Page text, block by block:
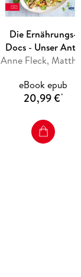
Die Ernährungs-
Docs - Unser Anti-
Bauchfett-
eBook epub
20,99 €*